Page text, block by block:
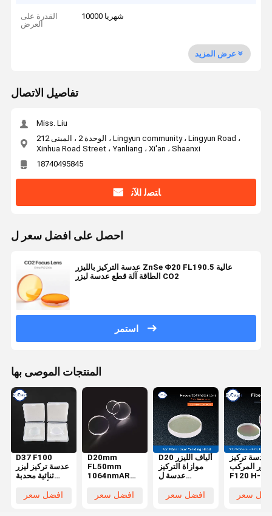
القدرة على
العرض
10000 شهريا
عرض المزيد
تفاصيل الاتصال
Miss. Liu
الوحدة 2 ، المبنى 212 ، Lingyun community ، Lingyun Road ،
Xinhua Road Street ، Yanliang ، Xi'an ، Shaanxi
18740495845
ﺎﺘﺼﻟ ﺍﻶﻧ
احصل على افضل سعر ل
عدسة التركيز بالليزر ZnSe Φ20 FL190.5 عالية
الطاقة آلة قطع عدسة ليزر CO2
استمر
المنتجات الموصى بها
D37 F100
عدسة تركيز ليزر
ثنائية محدبة
BM114S
افضل سعر
D20mm
FL50mm
1064nmAR
تركيز العدسات
H-K9L
افضل سعر
D20 ألياف الليزر
موازاة التركيز
عدسة ل
Bodor رأس
افضل سعر
عدسة تركيز
المركب
F120 H-
لرأس القطع
بالليزر
سعر